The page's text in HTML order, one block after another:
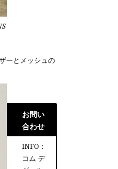
ーとメッシュの
お問い
合わせ
INFO：
コム デ